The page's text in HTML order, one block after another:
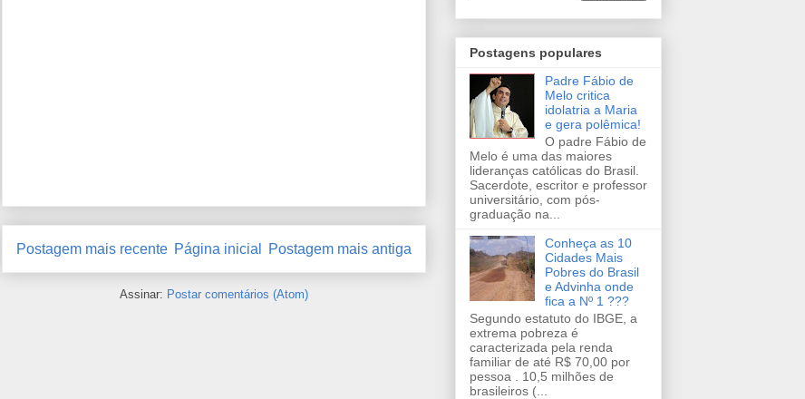
Postagem mais recente Postagem mais antiga
Página inicial
Assinar: Postar comentários (Atom)
Postagens populares
Padre Fábio de
Melo critica
idolatria a Maria
e gera polêmica!
O padre Fábio de
Melo é uma das maiores
lideranças católicas do Brasil.
Sacerdote, escritor e professor
universitário, com pós-
graduação na...
Conheça as 10
Cidades Mais
Pobres do Brasil
e Advinha onde
fica a Nº 1 ???
Segundo estatuto do IBGE, a
extrema pobreza é
caracterizada pela renda
familiar de até R$ 70,00 por
pessoa . 10,5 milhões de
brasileiros (...